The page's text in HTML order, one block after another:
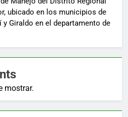
ubicado en los municipios de
y Giraldo en el departamento de
mostrar.